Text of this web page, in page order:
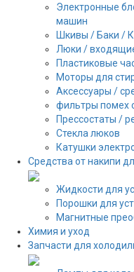
Электронные
машин
Шкивы / Баки /
Люки /
Пластиковые
Моторы для
Аксессуары /
фильтры помех
Прессостаты /
Стекла люков
Катушки
Средства от накипи
Жидкости для
Порошки для
Магнитные
Химия и уход
Запчасти для